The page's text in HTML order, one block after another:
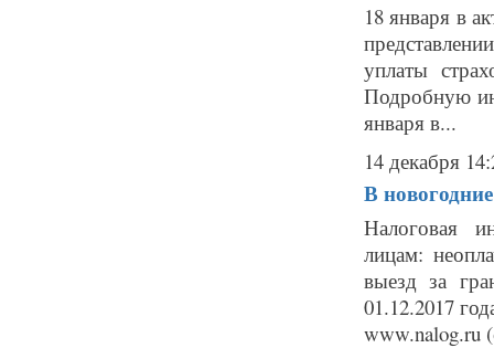
18 января в
уплаты
Подробную
января в...
14 декабря
В
Налоговая
лицам:
выезд за
01.12.2017
www.nalog.ru